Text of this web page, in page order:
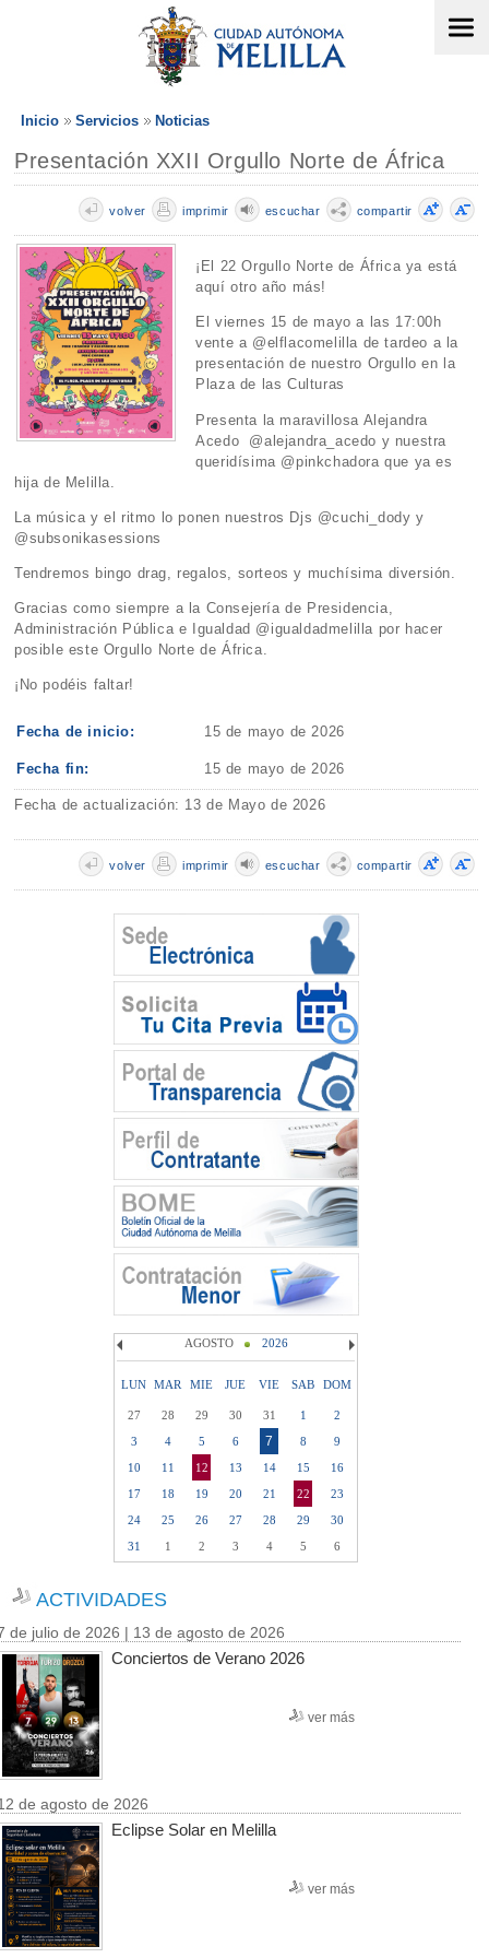
Inicio Servicios Noticias
Presentación XXII Orgullo Norte de África
compartir
escuchar
imprimir
volver
¡El 22 Orgullo Norte de África ya está
aquí otro año más!
El viernes 15 de mayo a las 17:00h
vente a @elflacomelilla de tardeo a la
presentación de nuestro Orgullo en la
Plaza de las Culturas
Presenta la maravillosa Alejandra
Acedo @alejandra_acedo y nuestra
queridísima @pinkchadora que ya es
hija de Melilla.
La música y el ritmo lo ponen nuestros Djs @cuchi_dody y
@subsonikasessions
Tendremos bingo drag, regalos, sorteos y muchísima diversión.
Gracias como siempre a la Consejería de Presidencia,
Administración Pública e Igualdad @igualdadmelilla por hacer
posible este Orgullo Norte de África.
¡No podéis faltar!
Fecha de inicio: 15 de mayo de 2026
Fecha fin: 15 de mayo de 2026
Fecha de actualización: 13 de Mayo de 2026
compartir
escuchar
imprimir
volver
AGOSTO 2026
LUN MAR MIE JUE VIE SAB DOM
27 28 29 30 31 1
2
3
4 5 6 7 8
9
10
11 12 13 14 15
16
17
18 19 20 21 22
23
24
25 26 27 28 29
30
31
1 2 3 4 5 6
ACTIVIDADES
de julio de 2026 | 13 de agosto de 2026
Conciertos de Verano 2026
ver más
de agosto de 2026
Eclipse Solar en Melilla
ver más